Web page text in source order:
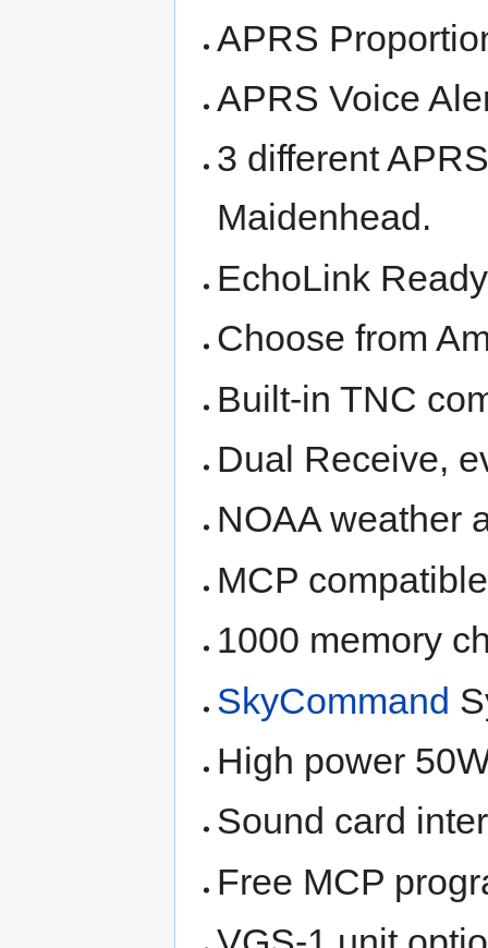
APRS
APRS Voice
3 different
Maidenhead.
EchoLink
Choose from
Built-in TNC
Dual Receive,
NOAA weather
MCP
1000 memory
SkyCommand
High power
Sound card
Free MCP